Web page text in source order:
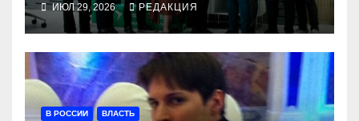
ИЮЛ 29, 2026 РЕДАКЦИЯ
В РОССИИ ВЛАСТЬ